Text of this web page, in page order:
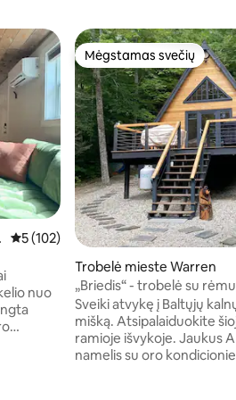
Vidutinis įvertinimas: 5 iš 5,
5 (102)
nuo
Mėgstamas svečių
Mėgstamas svečių
Trobelė mieste Warren
„Briedis“ - trobelė su
tinkama
Sveiki atvykę į Baltųjų
mišką. Atsipalaiduokite
ramioje išvykoje. Jaukus
namelis su oro